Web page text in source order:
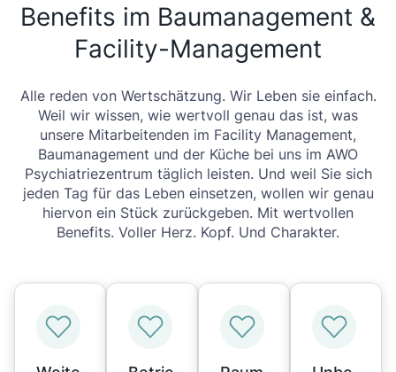
Benefits im Baumanagement &
Facility-Management
Alle reden von Wertschätzung. Wir Leben sie einfach.
Weil wir wissen, wie wertvoll genau das ist, was
unsere Mitarbeitenden im Facility Management,
Baumanagement und der Küche bei uns im AWO
Psychiatriezentrum täglich leisten. Und weil Sie sich
jeden Tag für das Leben einsetzen, wollen wir genau
hiervon ein Stück zurückgeben. Mit wertvollen
Benefits. Voller Herz. Kopf. Und Charakter.